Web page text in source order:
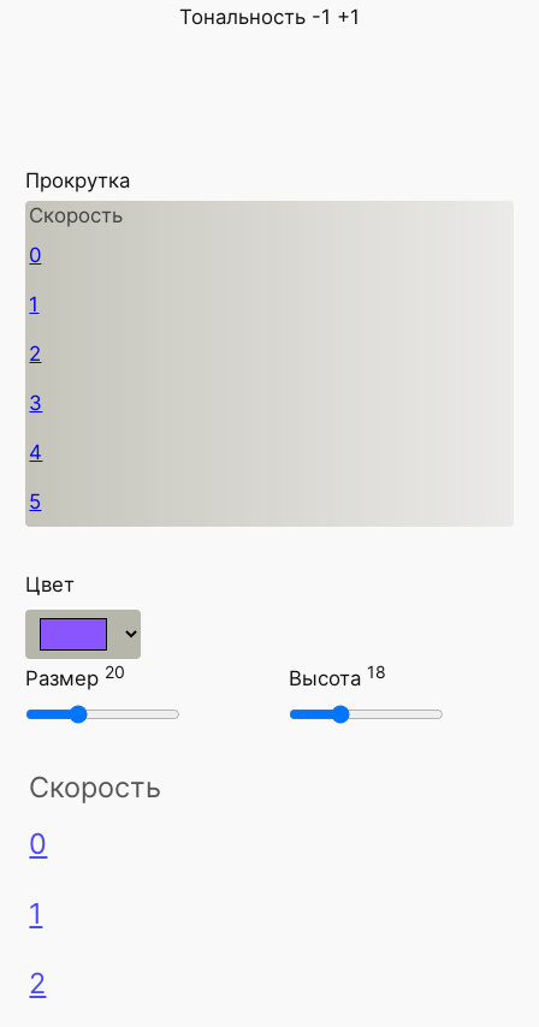
Тональность -1 +1
Прокрутка
Скорость
0
1
2
3
4
5
Цвет
Размер 20 Высота18
Скорость
0
1
2